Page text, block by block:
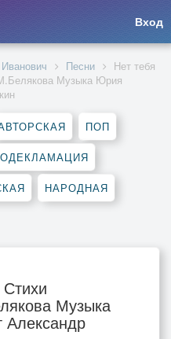
Вход
Песни
Нет тебя
Музыка Юрия
ПОП
НАРОДНАЯ
Музыка